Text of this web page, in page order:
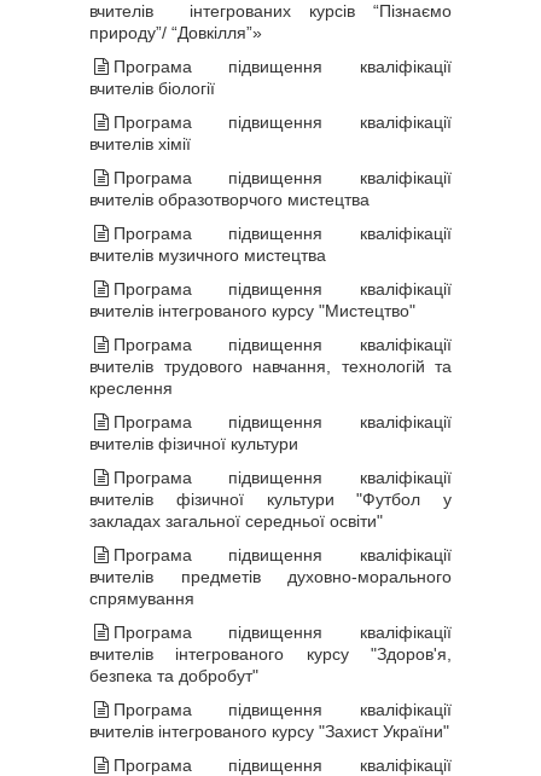
вчителів інтегрованих курсів “Пізнаємо
природу”/ “Довкілля”»
Програма підвищення кваліфікації
вчителів біології
Програма підвищення кваліфікації
вчителів хімії
Програма підвищення кваліфікації
вчителів образотворчого мистецтва
Програма підвищення кваліфікації
вчителів музичного мистецтва
Програма підвищення кваліфікації
вчителів інтегрованого курсу "Мистецтво"
Програма підвищення кваліфікації
вчителів трудового навчання, технологій та
креслення
Програма підвищення кваліфікації
вчителів фізичної культури
Програма підвищення кваліфікації
вчителів фізичної культури "Футбол у
закладах загальної середньої освіти"
Програма підвищення кваліфікації
вчителів предметів духовно-морального
спрямування
Програма підвищення кваліфікації
вчителів інтегрованого курсу "Здоров'я,
безпека та добробут"
Програма підвищення кваліфікації
вчителів інтегрованого курсу "Захист України"
Програма підвищення кваліфікації